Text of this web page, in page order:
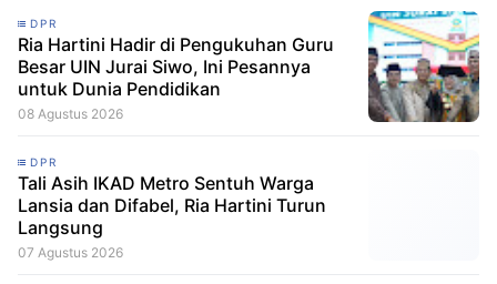
DPR
Ria Hartini Hadir di Pengukuhan Guru
Besar UIN Jurai Siwo, Ini Pesannya
untuk Dunia Pendidikan
08 Agustus 2026
DPR
Tali Asih IKAD Metro Sentuh Warga
Lansia dan Difabel, Ria Hartini Turun
Langsung
07 Agustus 2026